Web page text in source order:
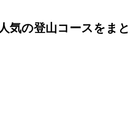
気の登山コースをまと